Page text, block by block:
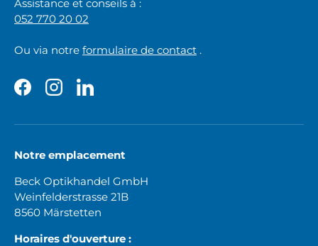
Assistance et conseils à :
052 770 20 02
Ou via notre formulaire de contact .
FacebookInstagramLinkedIn
Notre emplacement
Beck Optikhandel GmbH
Weinfelderstrasse 21B
8560 Märstetten
Horaires d'ouverture :